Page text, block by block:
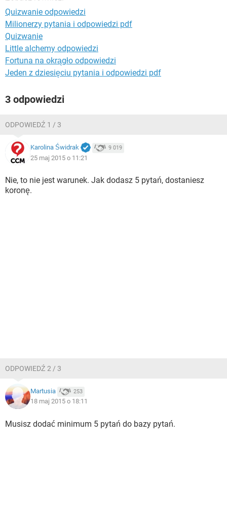
Quizwanie odpowiedzi
Milionerzy pytania i odpowiedzi pdf
Quizwanie
Little alchemy odpowiedzi
Fortuna na okrągło odpowiedzi
Jeden z dziesięciu pytania i odpowiedzi pdf
3 odpowiedzi
ODPOWIEDŹ 1 / 3
Karolina Świdrak 9 019
25 maj 2015 o 11:21
Nie, to nie jest warunek. Jak dodasz 5 pytań, dostaniesz
koronę.
ODPOWIEDŹ 2 / 3
Martusia 253
18 maj 2015 o 18:11
Musisz dodać minimum 5 pytań do bazy pytań.